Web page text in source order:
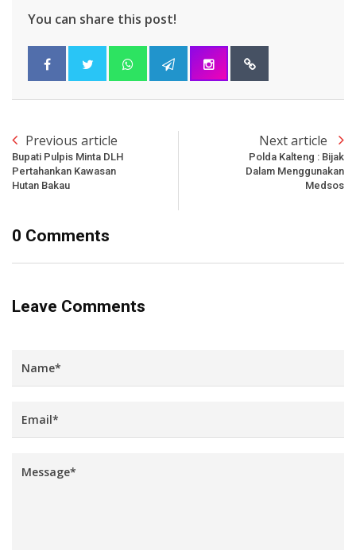
You can share this post!
Previous article
Bupati Pulpis Minta DLH
Pertahankan Kawasan
Hutan Bakau
Next article
Polda Kalteng : Bijak
Dalam Menggunakan
Medsos
0 Comments
Leave Comments